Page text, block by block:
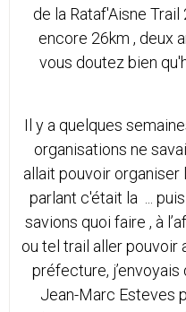
de la Rataf'Aisne
encore 26km , deux
vous doutez bien
Il y a quelques
organisations ne
allait pouvoir
parlant c'était la ...
savions quoi faire , à
ou tel trail aller pouvoir
préfecture,
Jean-Marc Esteves